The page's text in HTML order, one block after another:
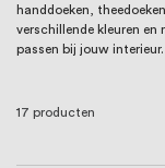
direct uit
tevens een
RVS op
handdoeken,
verschillende kleuren
passen bij jouw interieur.
17 producten